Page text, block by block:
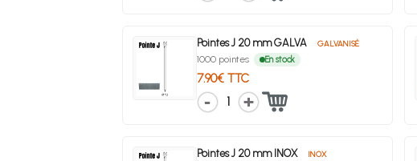
Pointes J 20 mm GALVA GALVANISÉ
1000 pointes En stock
7.90€ TTC
1
Pointes J 20 mm INOX INOX